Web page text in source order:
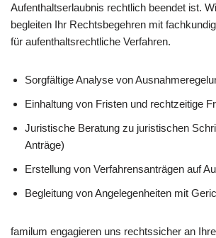
Aufenthaltserlaubnis rechtlich beendet ist.
begleiten Ihr Rechtsbegehren mit
für aufenthaltsrechtliche Verfahren.
Sorgfältige Analyse von
Einhaltung von Fristen und rechtzeitige
Juristische Beratung zu juristischen
Anträge)
Erstellung von Verfahrensanträgen auf
Begleitung von Angelegenheiten mit
familum engagieren uns rechtssicher an